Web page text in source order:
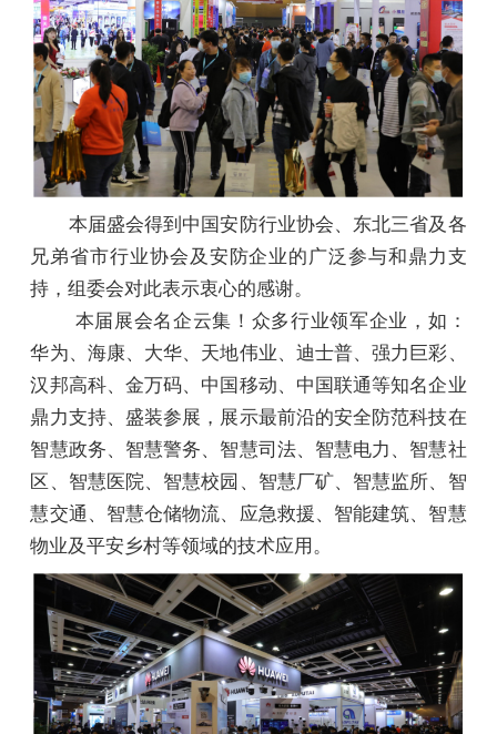
本届盛会得到中国安防行业协会、东北三省及各
兄弟省市行业协会及安防企业的广泛参与和鼎力支
持，组委会对此表示衷心的感谢。
本届展会名企云集！众多行业领军企业，如：
华为、海康、大华、天地伟业、迪士普、强力巨彩、
汉邦高科、金万码、中国移动、中国联通等知名企业
鼎力支持、盛装参展，展示最前沿的安全防范科技在
智慧政务、智慧警务、智慧司法、智慧电力、智慧社
区、智慧医院、智慧校园、智慧厂矿、智慧监所、智
慧交通、智慧仓储物流、应急救援、智能建筑、智慧
物业及平安乡村等领域的技术应用。